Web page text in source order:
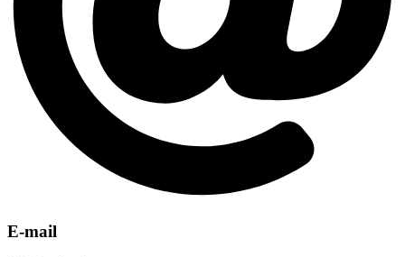
E-mail